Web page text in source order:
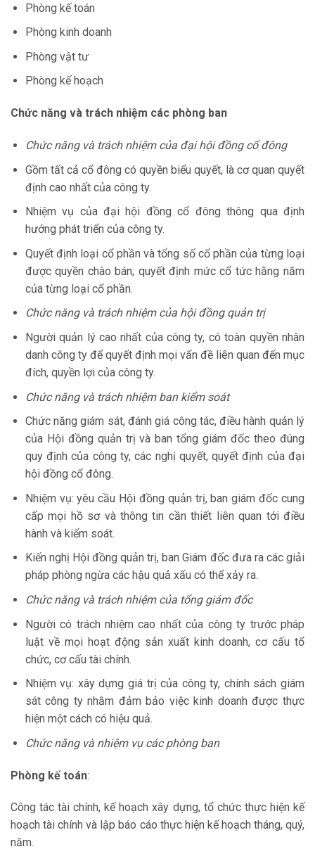
Phòng kế toán
Phòng kinh doanh
Phòng vật tư
Phòng kế hoạch
Chức năng và trách nhiệm các phòng ban
Chức năng và trách nhiệm của đại hội đồng cổ đông
Gồm tất cả cổ đông có quyền biểu quyết, là cơ quan quyết
định cao nhất của công ty.
Nhiệm vụ của đại hội đồng cổ đông thông qua định
hướng phát triển của công ty.
Quyết định loại cổ phần và tổng số cổ phần của từng loại
được quyền chào bán; quyết định mức cổ tức hằng năm
của từng loại cổ phần.
Chức năng và trách nhiệm của hội đồng quản trị
Người quản lý cao nhất của công ty, có toàn quyền nhân
danh công ty để quyết định mọi vấn đề liên quan đến mục
đích, quyền lợi của công ty.
Chức năng và trách nhiệm ban kiểm soát
Chức năng giám sát, đánh giá công tác, điều hành quản lý
của Hội đồng quản trị và ban tổng giám đốc theo đúng
quy định của công ty, các nghị quyết, quyết định của đại
hội đồng cổ đông.
Nhiệm vụ: yêu cầu Hội đồng quản trị, ban giám đốc cung
cấp mọi hồ sơ và thông tin cần thiết liên quan tới điều
hành và kiểm soát.
Kiến nghị Hội đồng quản trị, ban Giám đốc đưa ra các giải
pháp phòng ngừa các hậu quả xấu có thể xảy ra.
Chức năng và trách nhiệm của tổng giám đốc
Người có trách nhiệm cao nhất của công ty trước pháp
luật về mọi hoạt động sản xuất kinh doanh, cơ cấu tổ
chức, cơ cấu tài chính.
Nhiệm vụ: xây dựng giá trị của công ty, chính sách giám
sát công ty nhằm đảm bảo việc kinh doanh được thực
hiện một cách có hiệu quả.
Chức năng và nhiệm vụ các phòng ban
Phòng kế toán:
Công tác tài chính, kế hoạch xây dựng, tổ chức thực hiện kế
hoạch tài chính và lập báo cáo thực hiện kế hoạch tháng, quý,
năm.